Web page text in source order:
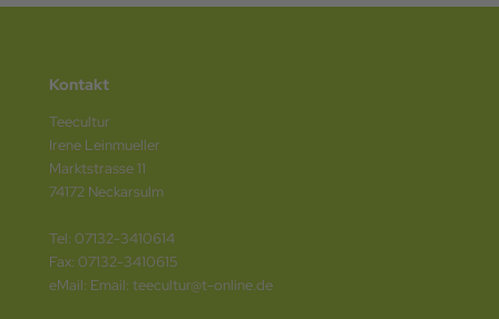
Kontakt
Teecultur
Irene Leinmueller
Marktstrasse 11
74172 Neckarsulm
Tel: 07132-3410614
Fax: 07132-3410615
eMail: Email: teecultur@t-online.de